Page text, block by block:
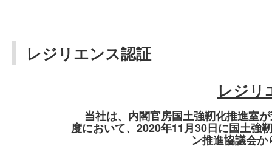
レジリエンス認証
レジリ
当社は、内閣官房国土強靭化推進室
度において、2020年11月30日に国土強
ン推進協議会